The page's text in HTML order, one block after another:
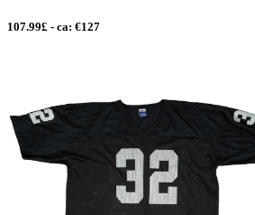
107.99£ - ca: €127